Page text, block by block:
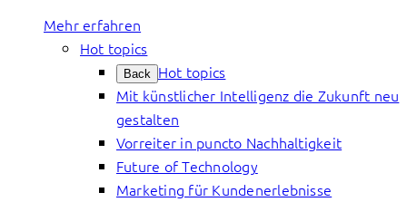
Mehr erfahren
Hot topics
Back Hot topics
Mit künstlicher Intelligenz die Zukunft neu
gestalten
Vorreiter in puncto Nachhaltigkeit
Future of Technology
Marketing für Kundenerlebnisse